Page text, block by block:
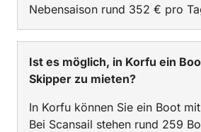
Nebensaison rund 352 € pro
Ist es möglich, in Korfu ein
Skipper zu mieten?
In Korfu können Sie ein Boot
Bei Scansail stehen rund 259